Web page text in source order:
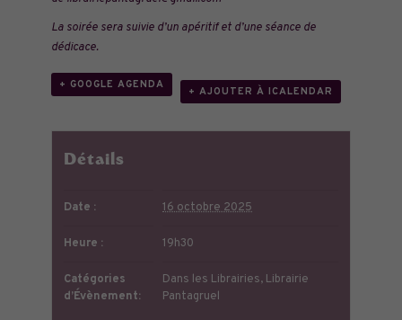
La soirée sera suivie d’un apéritif et d’une séance de
dédicace.
+ GOOGLE AGENDA
+ AJOUTER À ICALENDAR
Détails
Date : 16 octobre 2025
Heure : 19h30
Catégories
d’Évènement:
Dans les Librairies, Librairie
Pantagruel